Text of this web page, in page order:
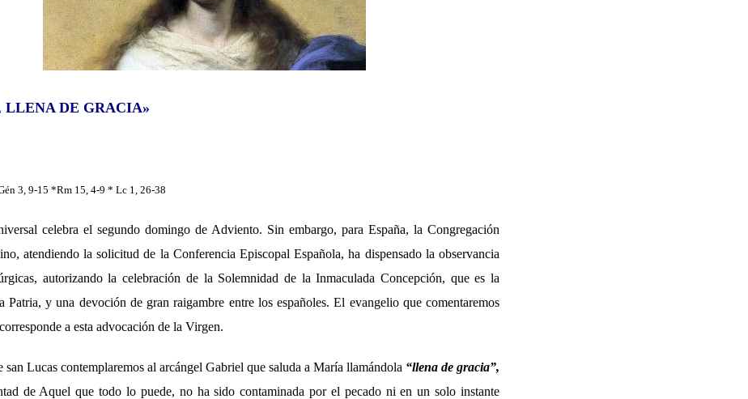
LLENA DE GRACIA»
3, 9-15 *Rm 15, 4-9 * Lc 1, 26-38
celebra el segundo domingo de Adviento. Sin embargo, para España, la Congregación
atendiendo la solicitud de la Conferencia Episcopal Española, ha dispensado la observancia
autorizando la celebración de la Solemnidad de la Inmaculada Concepción, que es la
Patria, y una devoción de gran raigambre entre los españoles. El evangelio que comentaremos
a esta advocación de la Virgen.
san Lucas contemplaremos al arcángel Gabriel que saluda a María llamándola “llena de gracia”,
de Aquel que todo lo puede, no ha sido contaminada por el pecado ni en un solo instante